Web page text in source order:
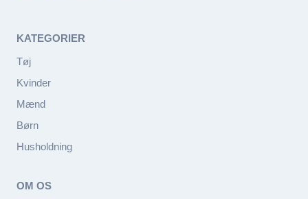
KATEGORIER
Tøj
Kvinder
Mænd
Børn
Husholdning
OM OS